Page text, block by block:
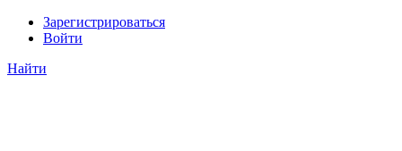
Зарегистрироваться
Войти
Найти